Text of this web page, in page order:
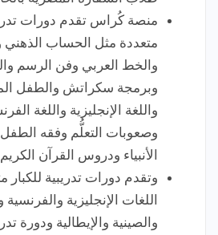
منصة كُراس تقدم دورات
متعددة مثل الحساب
والخط العربي وفن الرسم
وبرمجة سكراتش والطفل
واللغة الإنجليزية واللغة
وصعوبات التعلُّم وفقه
الأنبياء ودروس القرآن
وتقدم دورات تدريبية للكبار
اللغات الإنجليزية والفرنسية